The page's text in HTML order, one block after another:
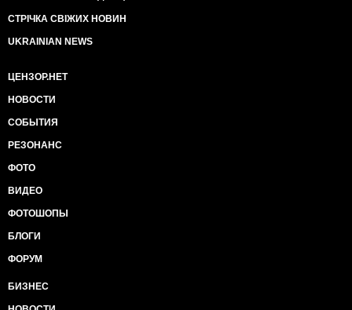
СТРІЧКА СВІЖИХ НОВИН
UKRAINIAN NEWS
ЦЕНЗОР.НЕТ
НОВОСТИ
СОБЫТИЯ
РЕЗОНАНС
ФОТО
ВИДЕО
ФОТОШОПЫ
БЛОГИ
ФОРУМ
БИЗНЕС